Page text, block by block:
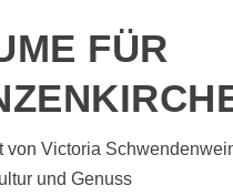
FÜR
vonVictoria
und Genuss